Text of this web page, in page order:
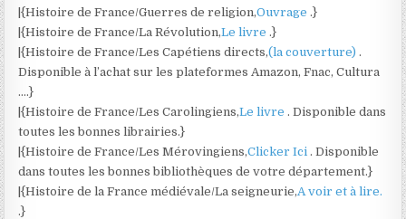
|{Histoire de France/Guerres de religion,Ouvrage.}
|{Histoire de France/La Révolution,Le livre.}
|{Histoire de France/Les Capétiens directs,(la couverture).
Disponible à l’achat sur les plateformes Amazon, Fnac, Cultura
….}
|{Histoire de France/Les Carolingiens,Le livre. Disponible dans
toutes les bonnes librairies.}
|{Histoire de France/Les Mérovingiens,Clicker Ici. Disponible
dans toutes les bonnes bibliothèques de votre département.}
|{Histoire de la France médiévale/La seigneurie,A voir et à lire.
.}